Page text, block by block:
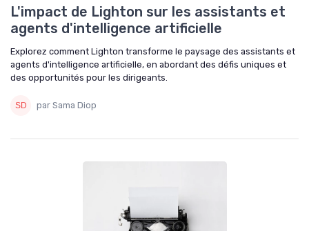
L'impact de Lighton sur les assistants et
agents d'intelligence artificielle
Explorez comment Lighton transforme le paysage des assistants et
agents d'intelligence artificielle, en abordant des défis uniques et
des opportunités pour les dirigeants.
par Sama Diop